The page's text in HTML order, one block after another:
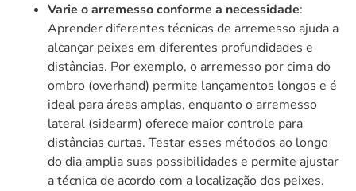
Varie o arremesso conforme a necessidade:
Aprender diferentes técnicas de arremesso ajuda a
alcançar peixes em diferentes profundidades e
distâncias. Por exemplo, o arremesso por cima do
ombro (overhand) permite lançamentos longos e é
ideal para áreas amplas, enquanto o arremesso
lateral (sidearm) oferece maior controle para
distâncias curtas. Testar esses métodos ao longo
do dia amplia suas possibilidades e permite ajustar
a técnica de acordo com a localização dos peixes.